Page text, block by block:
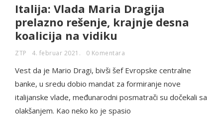
Italija: Vlada Maria Dragija
prelazno rešenje, krajnje desna
koalicija na vidiku
ZTP 4. februar 2021. 0 Komentara
Vest da je Mario Dragi, bivši šef Evropske centralne
banke, u sredu dobio mandat za formiranje nove
italijanske vlade, međunarodni posmatrači su dočekali sa
olakšanjem. Kao neko ko je spasio